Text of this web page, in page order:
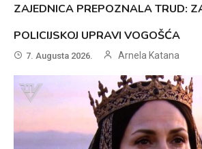
ZAJEDNICA PREPOZNALA TRUD:
POLICIJSKOJ UPRAVI VOGOŠĆA
7. Augusta 2026. Arnela Katana